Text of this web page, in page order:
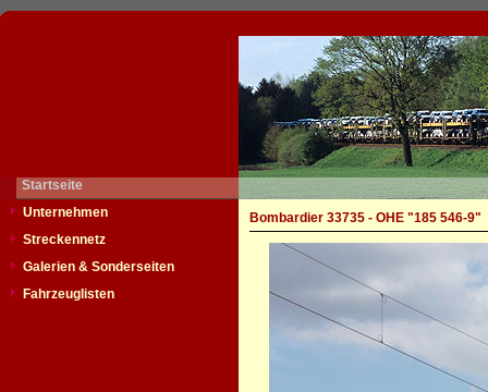
Startseite
Unternehmen
Streckennetz
Galerien & Sonderseiten
Fahrzeuglisten
Bombardier 33735 - OHE "185 546-9"